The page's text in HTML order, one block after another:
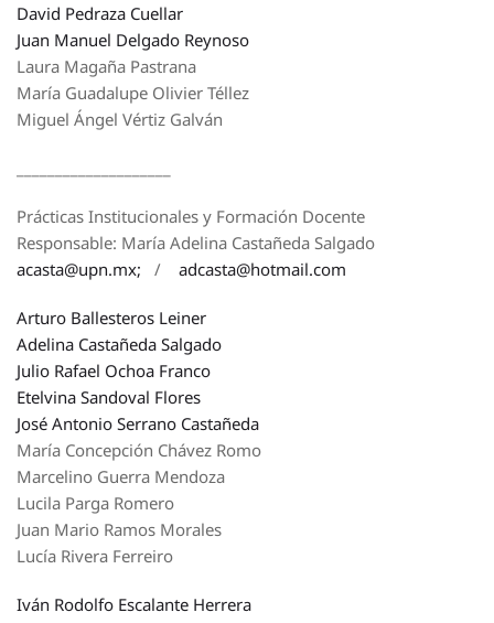
David Pedraza Cuellar
Juan Manuel Delgado Reynoso
Laura Magaña Pastrana
María Guadalupe Olivier Téllez
Miguel Ángel Vértiz Galván
Prácticas Institucionales y Formación Docente
Responsable: María Adelina Castañeda Salgado
acasta@upn.mx; / adcasta@hotmail.com
Arturo Ballesteros Leiner
Adelina Castañeda Salgado
Julio Rafael Ochoa Franco
Etelvina Sandoval Flores
José Antonio Serrano Castañeda
María Concepción Chávez Romo
Marcelino Guerra Mendoza
Lucila Parga Romero
Juan Mario Ramos Morales
Lucía Rivera Ferreiro
Iván Rodolfo Escalante Herrera